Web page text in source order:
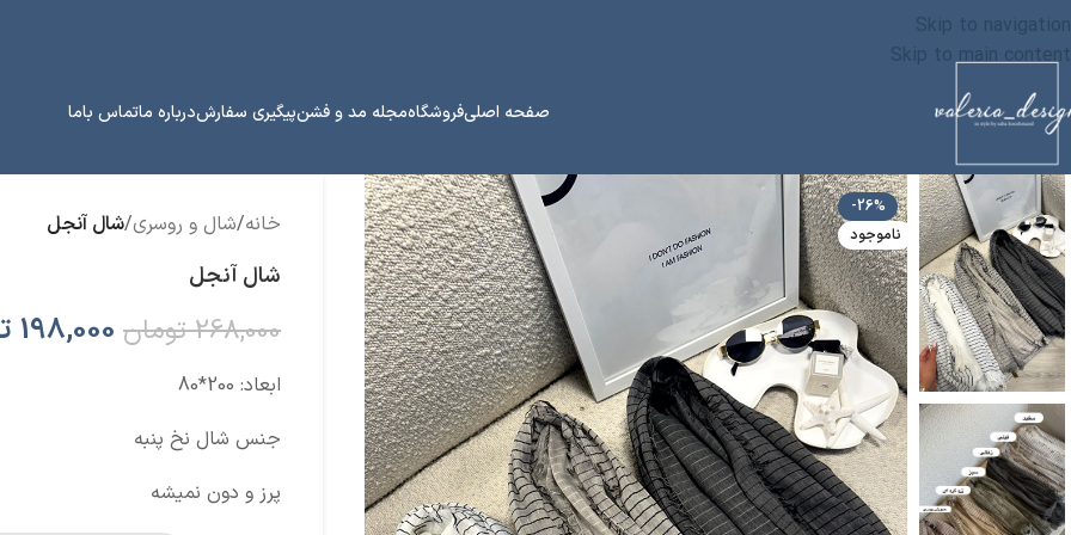
Skip to navigation
Skip to main content
صفحه اصلیفروشگاهمجله مد و فشنپیگیری سفارشدرباره ماتماس باما
-26%
ناموجود
خانه/شال و روسری/شال آنجل
شال آنجل
268,000 تومان 198,000
ابعاد: 200*80
جنس شال نخ پنبه
پرز و دون نمیشه